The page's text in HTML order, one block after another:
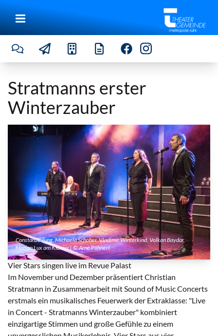
Stratmanns erster
Winterzauber
Vier Stars singen live im Revue Palast
Im November und Dezember präsentiert Christian
Stratmann in Zusammenarbeit mit Sound of Music Concerts
erstmals ein musikalisches Feuerwerk der Extraklasse: "Live
in Concert - Stratmanns Winterzauber" kombiniert
einzigartige Stimmen und große Gefühle zu einem
Constanze Jung, Michaela Schober, Vladimir Winterkind, Volkan Baydar,
Marian Lux am Klavier | © Arne Pöhnert